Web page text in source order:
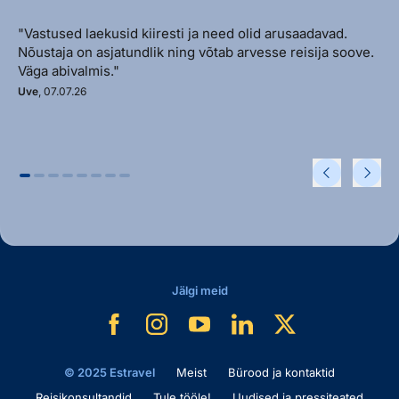
"Vastused laekusid kiiresti ja need olid arusaadavad.
Nõustaja on asjatundlik ning võtab arvesse reisija soove.
Väga abivalmis."
Uve, 07.07.26
© 2025 Estravel Meist
Bürood ja kontaktid
Jälgi meid